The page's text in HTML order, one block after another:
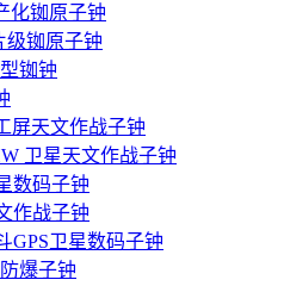
化铷原子钟
级铷原子钟
铷钟
屏天文作战子钟
卫星天文作战子钟
数码子钟
作战子钟
GPS卫星数码子钟
爆子钟